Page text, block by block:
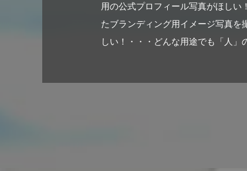
用の公式プロフィール写真がほし
たブランディング用イメージ写真を
しい！・・・どんな用途でも「人」